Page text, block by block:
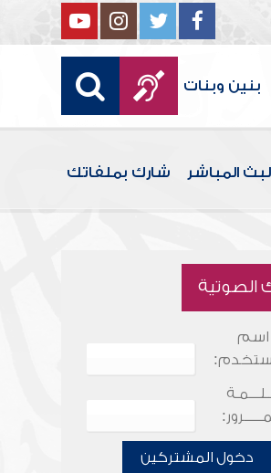
بنين وبنات
المباشر شارك بملفاتك
الصوتية
اسم
دخول المشتركين